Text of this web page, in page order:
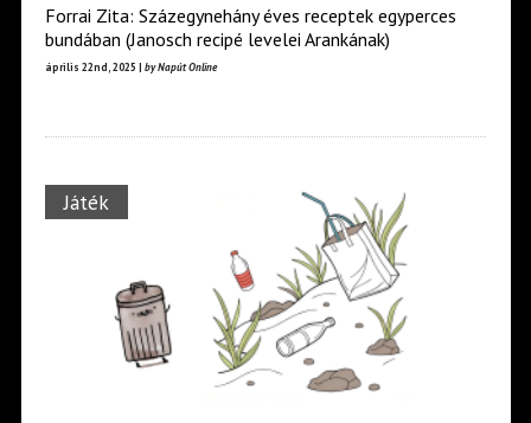
Forrai Zita: Százegynehány éves receptek egyperces
bundában (Janosch recipé levelei Arankának)
április 22nd, 2025 | by Napút Online
Játék